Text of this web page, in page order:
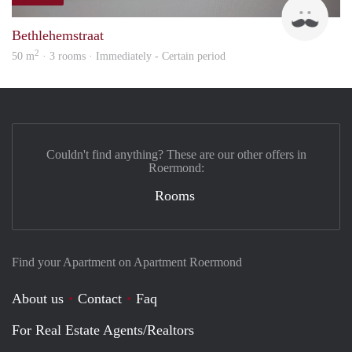
Bethlehemstraat
50 m2 · 3 rooms · Immediately - Certain period
Find your Apartment on Apartment Roermond
About us Contact
Faq
For Real Estate Agents/Realtors
Couldn't find anything? These are our other offers in
Roermond:
Rooms